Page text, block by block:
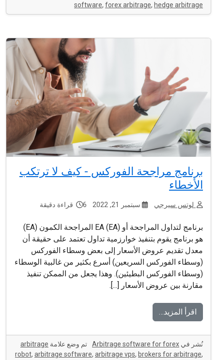
software, forex arbitrage, hedge arbitrage
برنامج مراجحة الفوركس - كيف لا ترتكب
الأخطاء
لوتس سيرجي سبتمبر 21, 2022 6 قراءة دقيقة
برنامج لتداول المراجحة أو EA (EA) المراجحة الكمون (EA)
هو برنامج يقوم بتنفيذ خوارزمية تداول تعتمد على حقيقة أن
معدل تقديم عروض الأسعار إلى بعض وسطاء الفوركس
(وسطاء الفوركس السريعين) أسرع بكثير من غالبية الوسطاء
(وسطاء الفوركس البطيئين). وهذا يجعل من الممكن تنفيذ
مقارنة بين عروض الأسعار [...].
اقرأ المزيد…
نُشر في Arbitrage software for forex تم وضع علامة arbitrage
robot, arbitrage software, arbitrage vps, brokers for arbitrage,